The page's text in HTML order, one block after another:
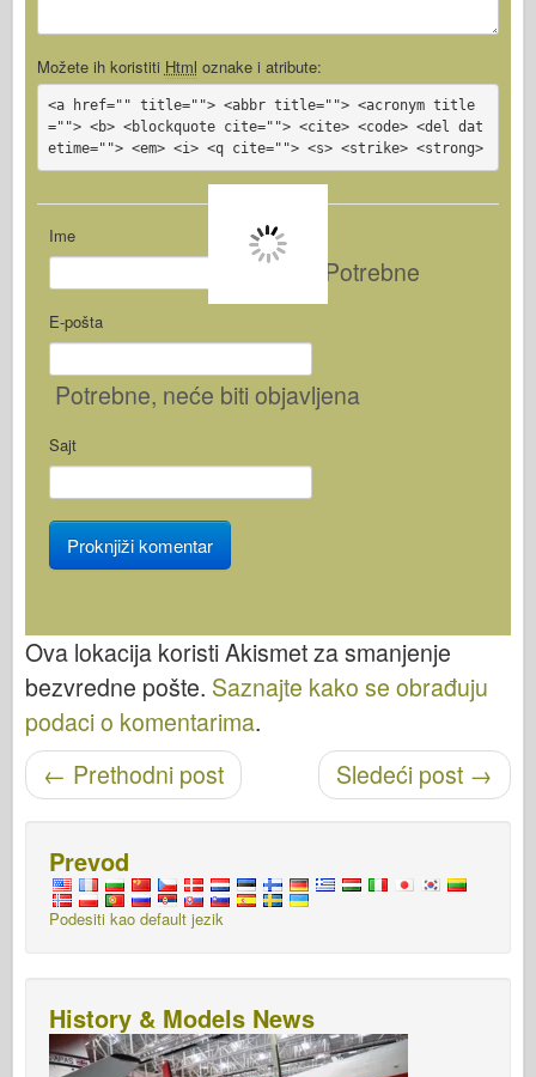
Možete ih koristiti Html oznake i atribute:
<a href="" title=""> <abbr title=""> <acronym title
=""> <b> <blockquote cite=""> <cite> <code> <del dat
etime=""> <em> <i> <q cite=""> <s> <strike> <strong>
Ime
Potrebne
E-pošta
Potrebne, neće biti objavljena
Sajt
Ova lokacija koristi Akismet za smanjenje
bezvredne pošte. Saznajte kako se obrađuju
podaci o komentarima.
Objavi navigaciju Sledeći post →
← Prethodni post
Prevod
Podesiti kao default jezik
History & Models News